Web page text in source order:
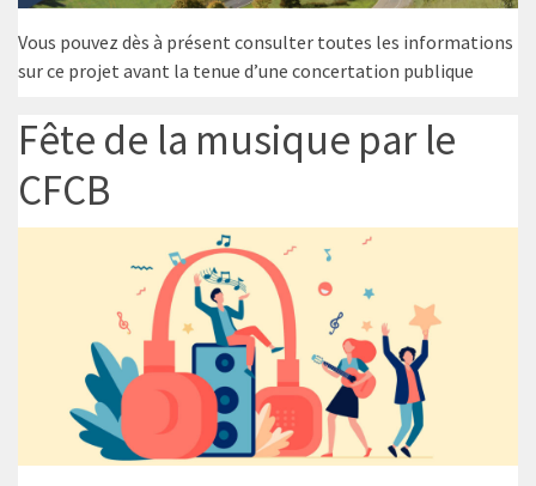
Vous pouvez dès à présent consulter toutes les informations
sur ce projet avant la tenue d’une concertation publique
Fête de la musique par le
CFCB